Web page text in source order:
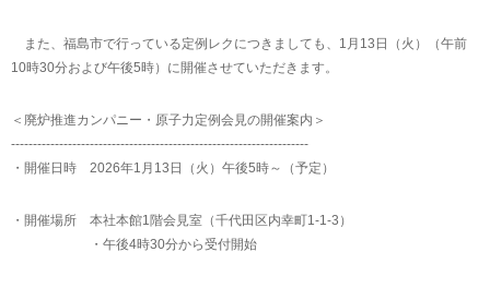
また、福島市で行っている定例レクにつきましても、1月13日（火）（午前
10時30分および午後5時）に開催させていただきます。
＜廃炉推進カンパニー・原子力定例会見の開催案内＞
--------------------------------------------------------------------
・開催日時 2026年1月13日（火）午後5時～（予定）
・開催場所 本社本館1階会見室（千代田区内幸町1-1-3）
・午後4時30分から受付開始